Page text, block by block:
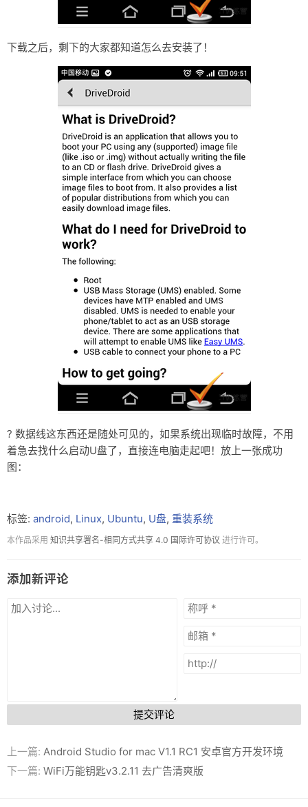
下载之后，剩下的大家都知道怎么去安装了！
? 数据线这东西还是随处可见的，如果系统出现临时故障，不用
着急去找什么启动U盘了，直接连电脑走起吧！放上一张成功
图：
标签: android, Linux, Ubuntu, U盘, 重装系统
本作品采用 知识共享署名-相同方式共享 4.0 国际许可协议 进行许可。
添加新评论
提交评论
上一篇: Android Studio for mac V1.1 RC1 安卓官方开发环境
下一篇: WiFi万能钥匙v3.2.11 去广告清爽版